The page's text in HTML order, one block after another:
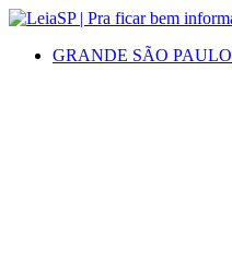
GRANDE SÃO PAULO